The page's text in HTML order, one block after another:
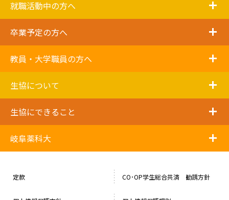
就職活動中の方へ
卒業予定の方へ
教員・大学職員の方へ
生協について
生協にできること
岐阜薬科大
定款 CO･OP学生総合共済 勧誘方針